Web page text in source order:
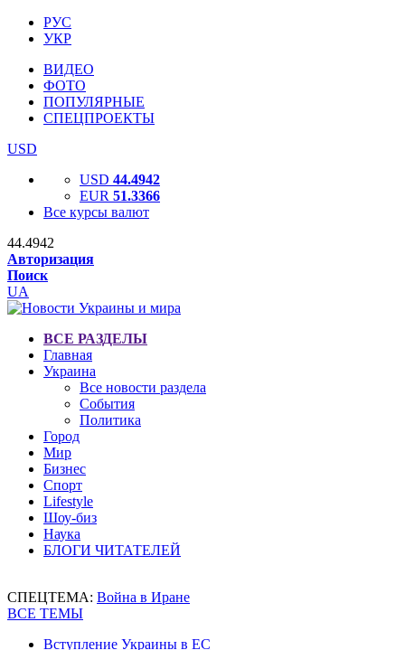
РУС
УКР
ВИДЕО
ФОТО
ПОПУЛЯРНЫЕ
СПЕЦПРОЕКТЫ
USD
USD 44.4942
EUR 51.3366
Все курсы валют
44.4942
Авторизация
Поиск
UA
ВСЕ РАЗДЕЛЫ
Главная
Украина
Все новости раздела
События
Политика
Город
Мир
Бизнес
Спорт
Lifestyle
Шоу-биз
Наука
БЛОГИ ЧИТАТЕЛЕЙ
СПЕЦТЕМА: Война в Иране
ВСЕ ТЕМЫ
Вступление Украины в ЕС